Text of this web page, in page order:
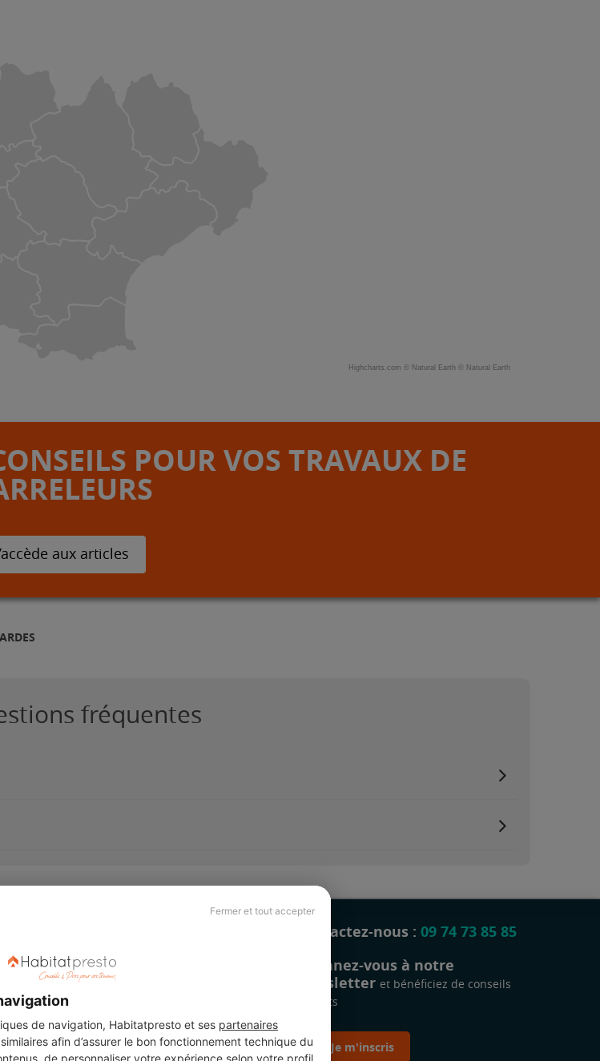
Fermer et tout accepter
de navigation, Habitatpresto et ses partenaires
afin d’assurer le bon fonctionnement technique du
de personnaliser votre expérience selon votre profil
Highcharts.com © Natural Earth © Natural Earth
POUR VOS TRAVAUX DE
aux articles
fréquentes
presse
Légal
Charte cookies
Contactez-nous : 09 74 73 85 85
Abonnez-vous à notre
newsletter et bénéficiez de conseils
gratuits
Je m'inscris